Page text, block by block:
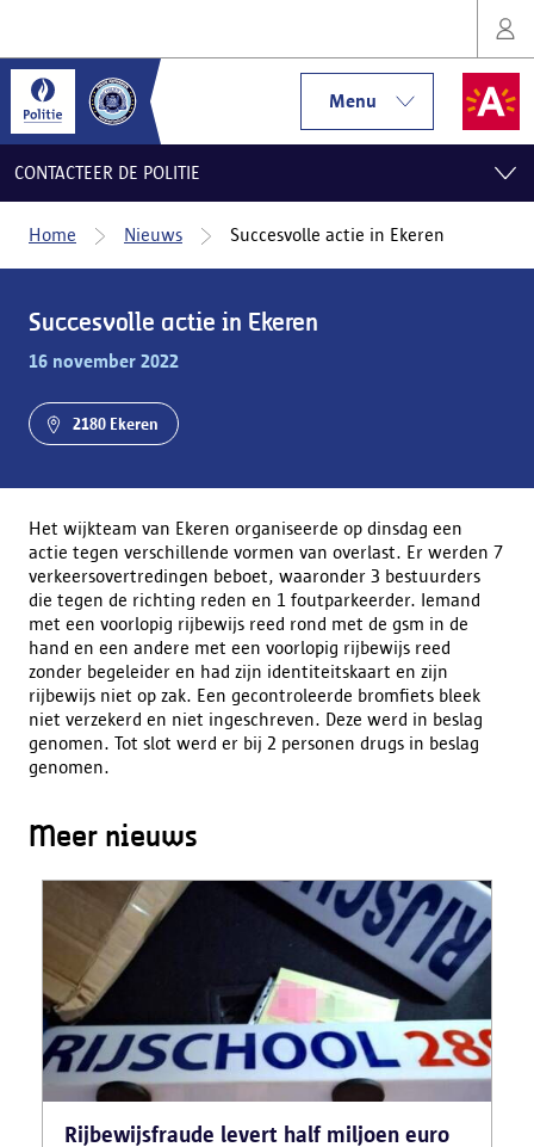
Menu
CONTACTEER DE POLITIE
Home Nieuws Succesvolle actie in Ekeren
Succesvolle actie in Ekeren
16 november 2022
2180 Ekeren
Het wijkteam van Ekeren organiseerde op dinsdag een
actie tegen verschillende vormen van overlast. Er werden 7
verkeersovertredingen beboet, waaronder 3 bestuurders
die tegen de richting reden en 1 foutparkeerder. Iemand
met een voorlopig rijbewijs reed rond met de gsm in de
hand en een andere met een voorlopig rijbewijs reed
zonder begeleider en had zijn identiteitskaart en zijn
rijbewijs niet op zak. Een gecontroleerde bromfiets bleek
niet verzekerd en niet ingeschreven. Deze werd in beslag
genomen. Tot slot werd er bij 2 personen drugs in beslag
genomen.
Meer nieuws
Rijbewijsfraude levert half miljoen euro